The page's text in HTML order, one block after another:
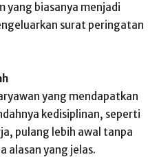
yang biasanya menjadi
surat peringatan
yang mendapatkan
kedisiplinan, seperti
pulang lebih awal tanpa
alasan yang jelas.